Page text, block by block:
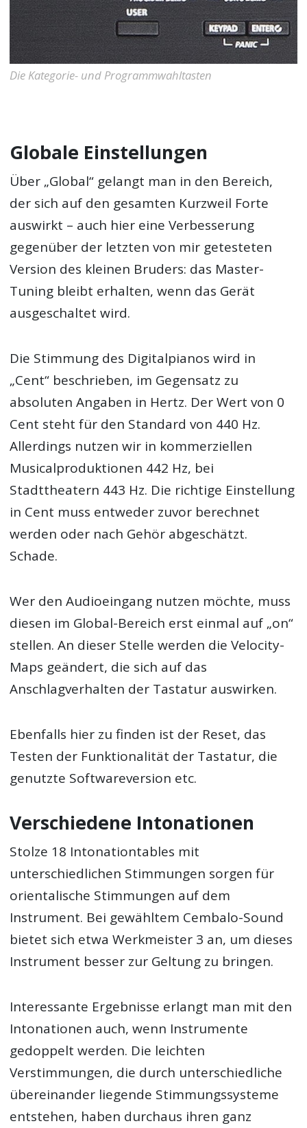
Die Kategorie- und Programmwahltasten
Globale Einstellungen
Über „Global“ gelangt man in den Bereich,
der sich auf den gesamten Kurzweil Forte
auswirkt – auch hier eine Verbesserung
gegenüber der letzten von mir getesteten
Version des kleinen Bruders: das Master-
Tuning bleibt erhalten, wenn das Gerät
ausgeschaltet wird.
Die Stimmung des Digitalpianos wird in
„Cent“ beschrieben, im Gegensatz zu
absoluten Angaben in Hertz. Der Wert von 0
Cent steht für den Standard von 440 Hz.
Allerdings nutzen wir in kommerziellen
Musicalproduktionen 442 Hz, bei
Stadttheatern 443 Hz. Die richtige Einstellung
in Cent muss entweder zuvor berechnet
werden oder nach Gehör abgeschätzt.
Schade.
Wer den Audioeingang nutzen möchte, muss
diesen im Global-Bereich erst einmal auf „on“
stellen. An dieser Stelle werden die Velocity-
Maps geändert, die sich auf das
Anschlagverhalten der Tastatur auswirken.
Ebenfalls hier zu finden ist der Reset, das
Testen der Funktionalität der Tastatur, die
genutzte Softwareversion etc.
Verschiedene Intonationen
Stolze 18 Intonationtables mit
unterschiedlichen Stimmungen sorgen für
orientalische Stimmungen auf dem
Instrument. Bei gewähltem Cembalo-Sound
bietet sich etwa Werkmeister 3 an, um dieses
Instrument besser zur Geltung zu bringen.
Interessante Ergebnisse erlangt man mit den
Intonationen auch, wenn Instrumente
gedoppelt werden. Die leichten
Verstimmungen, die durch unterschiedliche
übereinander liegende Stimmungssysteme
entstehen, haben durchaus ihren ganz